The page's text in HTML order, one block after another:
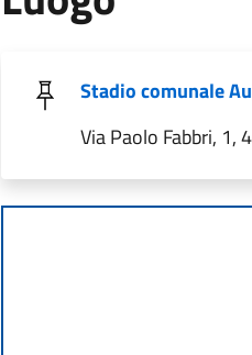
Stadio comunale
Via Paolo Fabbri, 1,